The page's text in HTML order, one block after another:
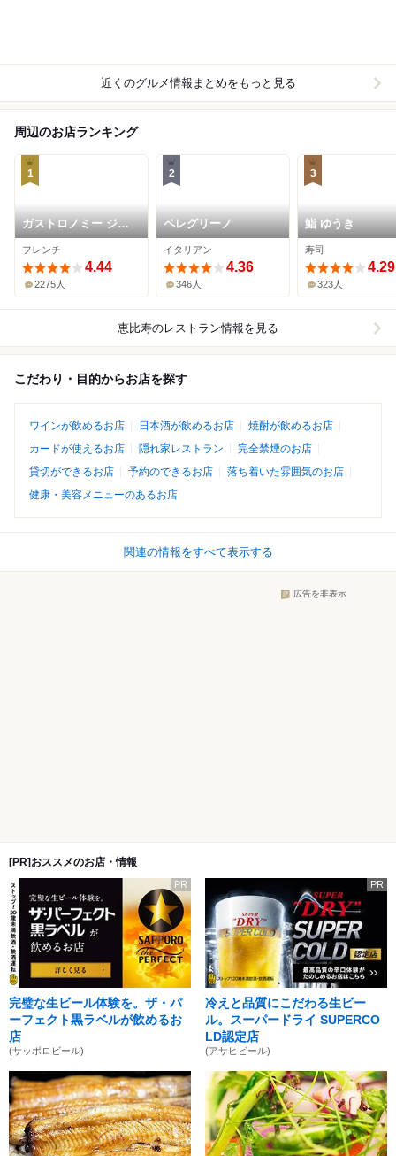
近くのグルメ情報まとめをもっと見る
周辺のお店ランキング
1
ガストロノミー ジョ
エル・ロブション
フレンチ
4.44
2275人
2
ペレグリーノ
イタリアン
4.36
346人
3
鮨 ゆうき
寿司
4.29
323人
恵比寿のレストラン情報を見る
こだわり・目的からお店を探す
ワインが飲めるお店 日本酒が飲めるお店
焼酎が飲めるお店
カードが使えるお店
隠れ家レストラン
完全禁煙のお店
貸切ができるお店
予約のできるお店
落ち着いた雰囲気のお店
健康・美容メニューのあるお店
関連の情報をすべて表示する
広告を非表示
[PR]おススメのお店・情報
PR
完璧な生ビール体験を。ザ・パ
ーフェクト黒ラベルが飲めるお
店
(サッポロビール)
PR
冷えと品質にこだわる生ビー
ル。スーパードライ SUPERCO
LD認定店
(アサヒビール)